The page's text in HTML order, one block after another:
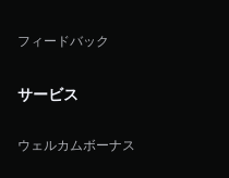
フィードバック
サービス
ウェルカムボーナス